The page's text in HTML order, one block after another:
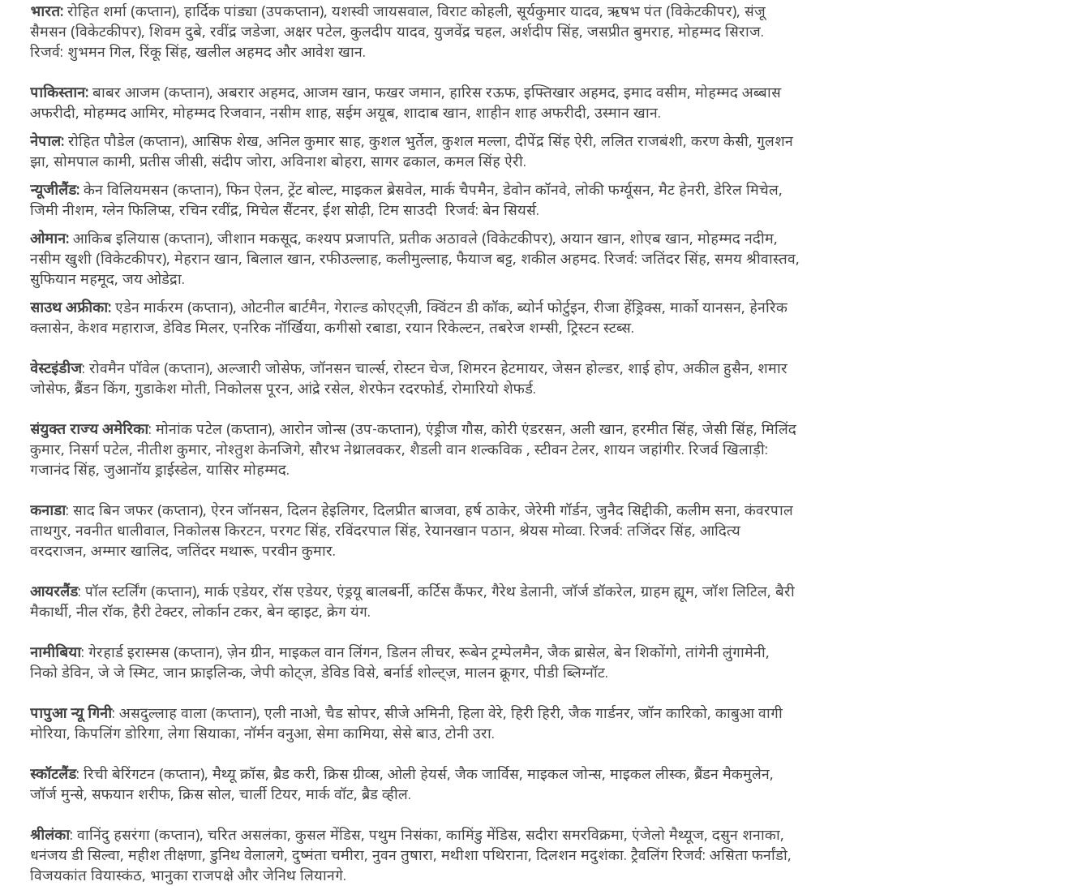
भारत: रोहित शर्मा (कप्तान), हार्दिक पांड्या (उपकप्तान), यशस्वी जायसवाल, विराट कोहली, सूर्यकुमार यादव, ऋषभ पंत (विकेटकीपर), संजू
सैमसन (विकेटकीपर), शिवम दुबे, रवींद्र जडेजा, अक्षर पटेल, कुलदीप यादव, युजवेंद्र चहल, अर्शदीप सिंह, जसप्रीत बुमराह, मोहम्मद सिराज.
रिजर्व: शुभमन गिल, रिंकू सिंह, खलील अहमद और आवेश खान.
पाकिस्तान: बाबर आजम (कप्तान), अबरार अहमद, आजम खान, फखर जमान, हारिस रऊफ, इफ्तिखार अहमद, इमाद वसीम, मोहम्मद अब्बास
अफरीदी, मोहम्मद आमिर, मोहम्मद रिजवान, नसीम शाह, सईम अयूब, शादाब खान, शाहीन शाह अफरीदी, उस्मान खान.
नेपाल: रोहित पौडेल (कप्तान), आसिफ शेख, अनिल कुमार साह, कुशल भुर्तेल, कुशल मल्ला, दीपेंद्र सिंह ऐरी, ललित राजबंशी, करण केसी, गुलशन
झा, सोमपाल कामी, प्रतीस जीसी, संदीप जोरा, अविनाश बोहरा, सागर ढकाल, कमल सिंह ऐरी.
न्यूजीलैंड: केन विलियमसन (कप्तान), फिन ऐलन, ट्रेंट बोल्ट, माइकल ब्रेसवेल, मार्क चैपमैन, डेवोन कॉनवे, लोकी फर्ग्यूसन, मैट हेनरी, डेरिल मिचेल,
जिमी नीशम, ग्लेन फिलिप्स, रचिन रवींद्र, मिचेल सैंटनर, ईश सोढ़ी, टिम साउदी रिजर्व: बेन सियर्स.
ओमान: आकिब इलियास (कप्तान), जीशान मकसूद, कश्यप प्रजापति, प्रतीक अठावले (विकेटकीपर), अयान खान, शोएब खान, मोहम्मद नदीम,
नसीम खुशी (विकेटकीपर), मेहरान खान, बिलाल खान, रफीउल्लाह, कलीमुल्लाह, फैयाज बट्ट, शकील अहमद. रिजर्व: जतिंदर सिंह, समय श्रीवास्तव,
सुफियान महमूद, जय ओडेद्रा.
साउथ अफ्रीका: एडेन मार्करम (कप्तान), ओटनील बार्टमैन, गेराल्ड कोएट्ज़ी, क्विंटन डी कॉक, ब्योर्न फोर्टुइन, रीजा हेंड्रिक्स, मार्को यानसन, हेनरिक
क्लासेन, केशव महाराज, डेविड मिलर, एनरिक नॉर्खिया, कगीसो रबाडा, रयान रिकेल्टन, तबरेज शम्सी, ट्रिस्टन स्टब्स.
वेस्टइंडीज: रोवमैन पॉवेल (कप्तान), अल्जारी जोसेफ, जॉनसन चार्ल्स, रोस्टन चेज, शिमरन हेटमायर, जेसन होल्डर, शाई होप, अकील हुसैन, शमार
जोसेफ, ब्रैंडन किंग, गुडाकेश मोती, निकोलस पूरन, आंद्रे रसेल, शेरफेन रदरफोर्ड, रोमारियो शेफर्ड.
संयुक्त राज्य अमेरिका: मोनांक पटेल (कप्तान), आरोन जोन्स (उप-कप्तान), एंड्रीज गौस, कोरी एंडरसन, अली खान, हरमीत सिंह, जेसी सिंह, मिलिंद
कुमार, निसर्ग पटेल, नीतीश कुमार, नोश्तुश केनजिगे, सौरभ नेथ्रालवकर, शैडली वान शल्कविक , स्टीवन टेलर, शायन जहांगीर. रिजर्व खिलाड़ी:
गजानंद सिंह, जुआनॉय ड्राईस्डेल, यासिर मोहम्मद.
कनाडा: साद बिन जफर (कप्तान), ऐरन जॉनसन, दिलन हेइलिगर, दिलप्रीत बाजवा, हर्ष ठाकेर, जेरेमी गॉर्डन, जुनैद सिद्दीकी, कलीम सना, कंवरपाल
ताथगुर, नवनीत धालीवाल, निकोलस किरटन, परगट सिंह, रविंदरपाल सिंह, रेयानखान पठान, श्रेयस मोव्वा. रिजर्व: तजिंदर सिंह, आदित्य
वरदराजन, अम्मार खालिद, जतिंदर मथारू, परवीन कुमार.
आयरलैंड: पॉल स्टर्लिंग (कप्तान), मार्क एडेयर, रॉस एडेयर, एंड्रयू बालबर्नी, कर्टिस कैंफर, गैरेथ डेलानी, जॉर्ज डॉकरेल, ग्राहम ह्यूम, जॉश लिटिल, बैरी
मैकार्थी, नील रॉक, हैरी टेक्टर, लोर्कान टकर, बेन व्हाइट, क्रेग यंग.
नामीबिया: गेरहार्ड इरास्मस (कप्तान), ज़ेन ग्रीन, माइकल वान लिंगन, डिलन लीचर, रूबेन ट्रम्पेलमैन, जैक ब्रासेल, बेन शिकोंगो, तांगेनी लुंगामेनी,
निको डेविन, जे जे स्मिट, जान फ्राइलिन्क, जेपी कोट्ज़, डेविड विसे, बर्नार्ड शोल्ट्ज़, मालन क्रूगर, पीडी ब्लिग्नॉट.
पापुआ न्यू गिनी: असदुल्लाह वाला (कप्तान), एली नाओ, चैड सोपर, सीजे अमिनी, हिला वेरे, हिरी हिरी, जैक गार्डनर, जॉन कारिको, काबुआ वागी
मोरिया, किपलिंग डोरिगा, लेगा सियाका, नॉर्मन वनुआ, सेमा कामिया, सेसे बाउ, टोनी उरा.
स्कॉटलैंड: रिची बेरिंगटन (कप्तान), मैथ्यू क्रॉस, ब्रैड करी, क्रिस ग्रीव्स, ओली हेयर्स, जैक जार्विस, माइकल जोन्स, माइकल लीस्क, ब्रैंडन मैकमुलेन,
जॉर्ज मुन्से, सफयान शरीफ, क्रिस सोल, चार्ली टियर, मार्क वॉट, ब्रैड व्हील.
श्रीलंका: वानिंदु हसरंगा (कप्तान), चरित असलंका, कुसल मेंडिस, पथुम निसंका, कामिंडु मेंडिस, सदीरा समरविक्रमा, एंजेलो मैथ्यूज, दसुन शनाका,
धनंजय डी सिल्वा, महीश तीक्षणा, डुनिथ वेलालगे, दुष्मंता चमीरा, नुवन तुषारा, मथीशा पथिराना, दिलशन मदुशंका. ट्रैवलिंग रिजर्व: असिता फर्नांडो,
विजयकांत वियास्कंठ, भानुका राजपक्षे और जेनिथ लियानगे.